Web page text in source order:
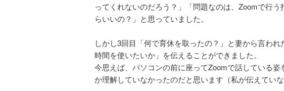
ってくれないのだろう？」「問題なのは、Zoomで
らいいの？」と思っていました。
しかし3回目「何で育休を取ったの？」と妻から言わ
時間を使いたいか」を伝えることができました。
今思えば、パソコンの前に座ってZoomで話している
か理解していなかったのだと思います（私が伝えてい